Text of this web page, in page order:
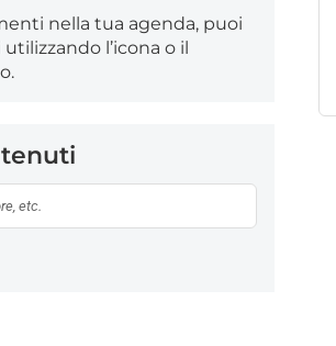
nella tua agenda, puoi
l’icona o il